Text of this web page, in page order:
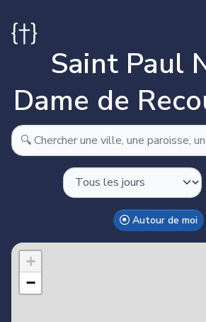
Saint Paul
Dame de
Autour de moi
Make this Notebook Trusted to load